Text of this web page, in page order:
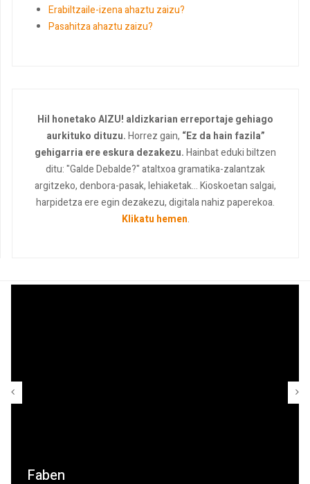
Erabiltzaile-izena ahaztu zaizu?
Pasahitza ahaztu zaizu?
Hil honetako AIZU! aldizkarian erreportaje gehiago
aurkituko dituzu.Horrez gain, “Ez da hain fazila”
gehigarria ere eskura dezakezu.Hainbat eduki biltzen
ditu: "Galde Debalde?" ataltxoa gramatika-zalantzak
argitzeko, denbora-pasak, lehiaketak... Kioskoetan salgai,
harpidetza ere egin dezakezu, digitala nahiz paperekoa.
Klikatu hemen.
Faben